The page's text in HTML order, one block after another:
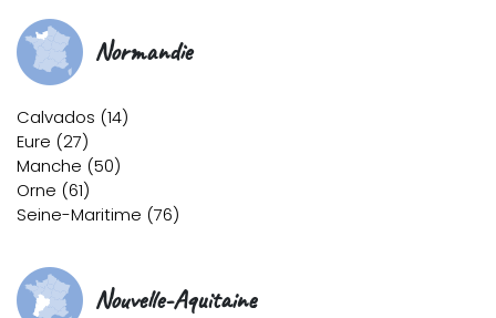
Normandie
Calvados (14)
Eure (27)
Manche (50)
Orne (61)
Seine-Maritime (76)
Nouvelle-Aquitaine